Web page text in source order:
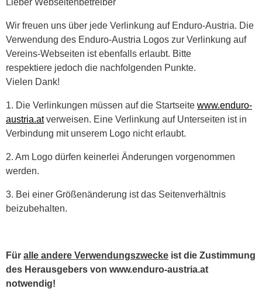
Wir freuen uns über jede Verlinkung auf Enduro-Austria. Die
Verwendung des Enduro-Austria Logos zur Verlinkung auf
Vereins-Webseiten ist ebenfalls erlaubt. Bitte
respektiere jedoch die nachfolgenden Punkte.
Vielen Dank!
1. Die Verlinkungen müssen auf die Startseite www.enduro-
austria.atverweisen. Eine Verlinkung auf Unterseiten ist in
Verbindung mit unserem Logo nicht erlaubt.
2. Am Logo dürfen keinerlei Änderungen vorgenommen
werden.
3. Bei einer Größenänderung ist das Seitenverhältnis
beizubehalten.
Für alle andere Verwendungszwecke ist die Zustimmung
des Herausgebers von www.enduro-austria.at
notwendig!